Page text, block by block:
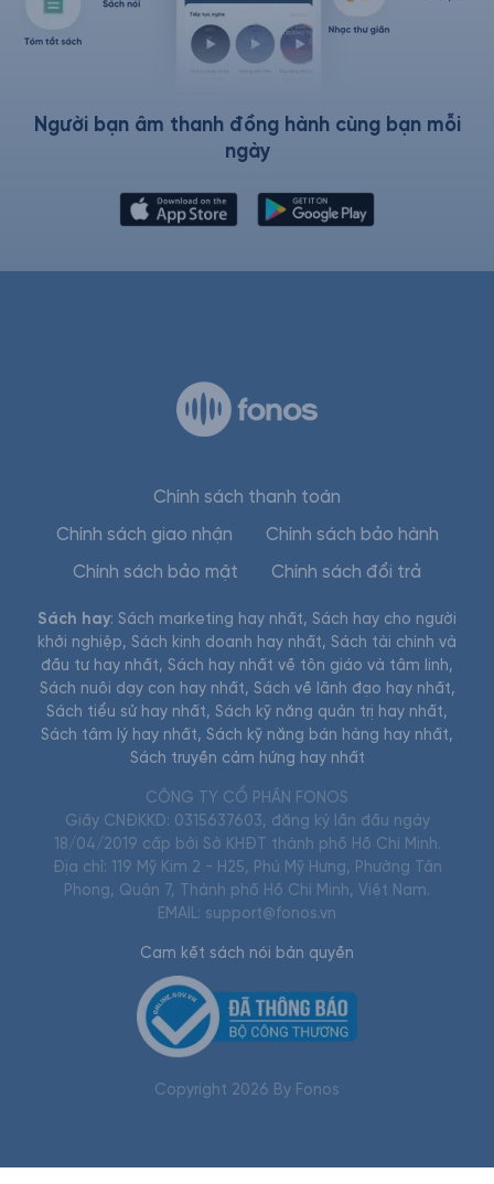
Người bạn âm thanh đồng hành cùng bạn mỗi
ngày
Chính sách thanh toán
Chính sách giao nhận
Chính sách bảo hành
Chính sách bảo mật
Chính sách đổi trả
Sách hay: Sách marketing hay nhất, Sách hay cho người
khởi nghiệp, Sách kinh doanh hay nhất, Sách tài chính và
đầu tư hay nhất, Sách hay nhất về tôn giáo và tâm linh,
Sách nuôi dạy con hay nhất, Sách về lãnh đạo hay nhất,
Sách tiểu sử hay nhất, Sách kỹ năng quản trị hay nhất,
Sách tâm lý hay nhất, Sách kỹ năng bán hàng hay nhất,
Sách truyền cảm hứng hay nhất
CÔNG TY CỔ PHẦN FONOS
Giấy CNĐKKD: 0315637603, đăng ký lần đầu ngày
18/04/2019 cấp bởi Sở KHĐT thành phố Hồ Chí Minh.
Địa chỉ: 119 Mỹ Kim 2 - H25, Phú Mỹ Hưng, Phường Tân
Phong, Quận 7, Thành phố Hồ Chí Minh, Việt Nam.
EMAIL: support@fonos.vn
Cam kết sách nói bản quyền
Copyright 2026 By Fonos